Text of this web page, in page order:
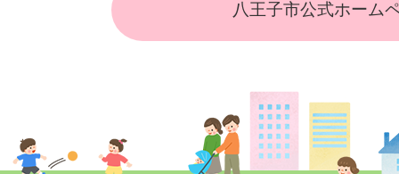
八王子市公式ホーム